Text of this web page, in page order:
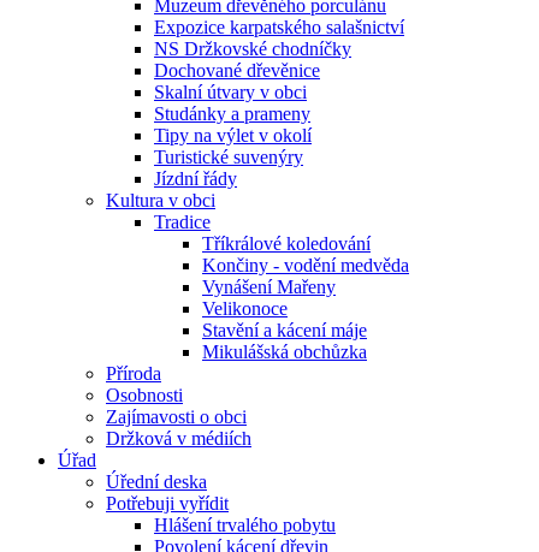
Muzeum dřevěného porculánu
Expozice karpatského salašnictví
NS Držkovské chodníčky
Dochované dřevěnice
Skalní útvary v obci
Studánky a prameny
Tipy na výlet v okolí
Turistické suvenýry
Jízdní řády
Kultura v obci
Tradice
Tříkrálové koledování
Končiny - vodění medvěda
Vynášení Mařeny
Velikonoce
Stavění a kácení máje
Mikulášská obchůzka
Příroda
Osobnosti
Zajímavosti o obci
Držková v médiích
Úřad
Úřední deska
Potřebuji vyřídit
Hlášení trvalého pobytu
Povolení kácení dřevin